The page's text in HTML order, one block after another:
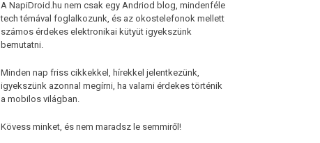
A NapiDroid.hu nem csak egy Andriod blog, mindenféle
tech témával foglalkozunk, és az okostelefonok mellett
számos érdekes elektronikai kütyüt igyekszünk
bemutatni.
Minden nap friss cikkekkel, hírekkel jelentkezünk,
igyekszünk azonnal megírni, ha valami érdekes történik
a mobilos világban.
Kövess minket, és nem maradsz le semmiről!